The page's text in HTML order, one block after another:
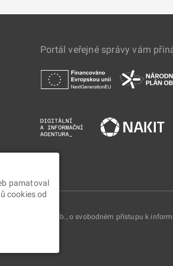
Portál veřejné správy vám
č. 106/1999 Sb., o svobodném přístupu k
pamatoval
cookies od